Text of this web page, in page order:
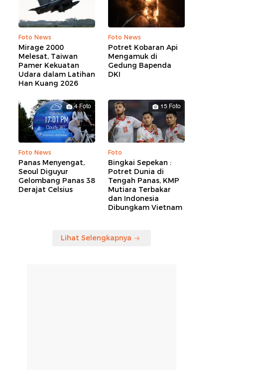
Foto News
Mirage 2000
Melesat, Taiwan
Pamer Kekuatan
Udara dalam Latihan
Han Kuang 2026
Foto News
Potret Kobaran Api
Mengamuk di
Gedung Bapenda
DKI
4 Foto
Foto News
Panas Menyengat,
Seoul Diguyur
Gelombang Panas 38
Derajat Celsius
15 Foto
Foto
Bingkai Sepekan :
Potret Dunia di
Tengah Panas, KMP
Mutiara Terbakar
dan Indonesia
Dibungkam Vietnam
Lihat Selengkapnya